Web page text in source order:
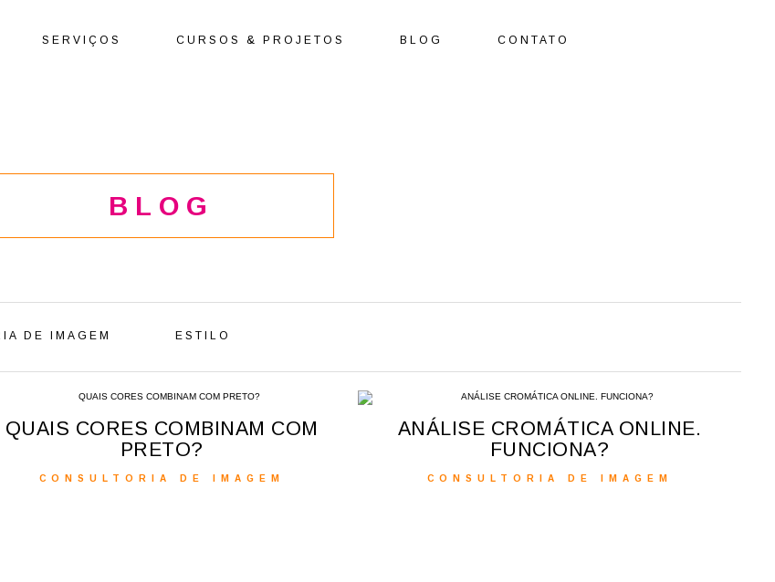
SERVIÇOS CURSOS & PROJETOS BLOG CONTATO
BLOG
DE IMAGEM ESTILO
QUAIS CORES COMBINAM COM
PRETO?
CONSULTORIA DE IMAGEM
ANÁLISE CROMÁTICA ONLINE.
FUNCIONA?
CONSULTORIA DE IMAGEM